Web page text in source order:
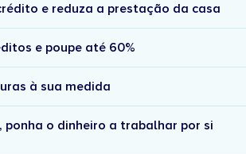
e reduza a prestação da casa
e poupe até 60%
à sua medida
ponha o dinheiro a trabalhar por si